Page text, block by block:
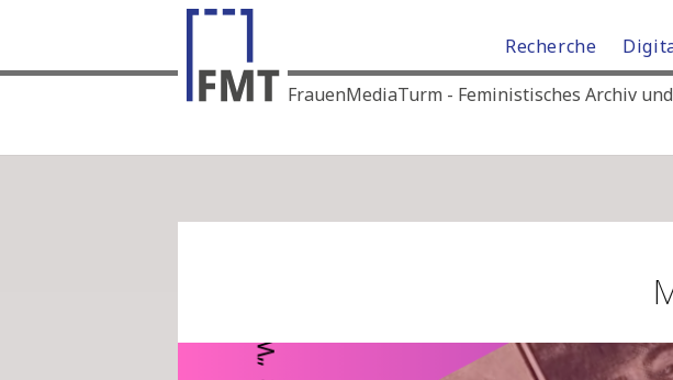
Recherche
FrauenMediaTurm - Feministisches Archiv